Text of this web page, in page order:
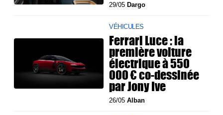
29/05Dargo
VÉHICULES
Ferrari Luce : la
première voiture
électrique à 550
000 € co-dessinée
par Jony Ive
26/05Alban